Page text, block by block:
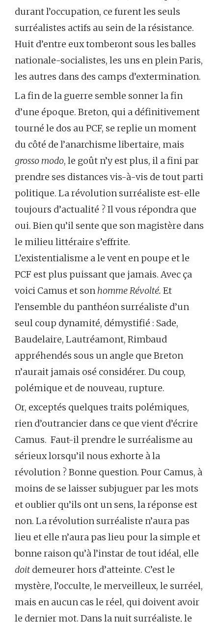
durant l’occupation, ce furent les seuls
surréalistes actifs au sein de la résistance.
Huit d’entre eux tomberont sous les balles
nationale-socialistes, les uns en plein Paris,
les autres dans des camps d’extermination.
La fin de la guerre semble sonner la fin
d’une époque. Breton, qui a définitivement
tourné le dos au PCF, se replie un moment
du côté de l’anarchisme libertaire, mais
grosso modo, le goût n’y est plus, il a fini par
prendre ses distances vis-à-vis de tout parti
politique. La révolution surréaliste est-elle
toujours d’actualité ? Il vous répondra que
oui. Bien qu’il sente que son magistère dans
le milieu littéraire s’effrite.
L’existentialisme a le vent en poupe et le
PCF est plus puissant que jamais. Avec ça
voici Camus et son homme Révolté. Et
l’ensemble du panthéon surréaliste d’un
seul coup dynamité, démystifié : Sade,
Baudelaire, Lautréamont, Rimbaud
appréhendés sous un angle que Breton
n’aurait jamais osé considérer. Du coup,
polémique et de nouveau, rupture.
Or, exceptés quelques traits polémiques,
rien d’outrancier dans ce que vient d’écrire
Camus. Faut-il prendre le surréalisme au
sérieux lorsqu’il nous exhorte à la
révolution ? Bonne question. Pour Camus, à
moins de se laisser subjuguer par les mots
et oublier qu’ils ont un sens, la réponse est
non. La révolution surréaliste n’aura pas
lieu et elle n’aura pas lieu pour la simple et
bonne raison qu’à l’instar de tout idéal, elle
doit demeurer hors d’atteinte. C’est le
mystère, l’occulte, le merveilleux, le surréel,
mais en aucun cas le réel, qui doivent avoir
le dernier mot. Dans la nuit surréaliste, le